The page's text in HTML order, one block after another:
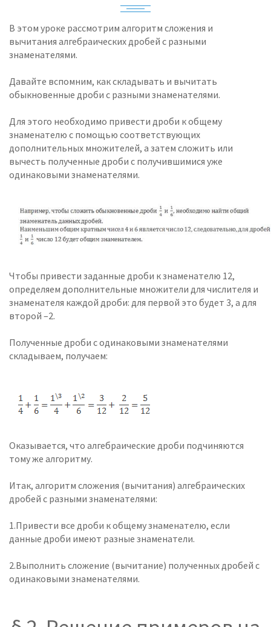
В этом уроке рассмотрим алгоритм сложения и
вычитания алгебраических дробей с разными
знаменателями.
Давайте вспомним, как складывать и вычитать
обыкновенные дроби с разными знаменателями.
Для этого необходимо привести дроби к общему
знаменателю с помощью соответствующих
дополнительных множителей, а затем сложить или
вычесть полученные дроби с получившимися уже
одинаковыми знаменателями.
Чтобы привести заданные дроби к знаменателю 12,
определяем дополнительные множители для числителя и
знаменателя каждой дроби: для первой это будет 3, а для
второй –2.
Полученные дроби с одинаковыми знаменателями
складываем, получаем:
Оказывается, что алгебраические дроби подчиняются
тому же алгоритму.
Итак, алгоритм сложения (вычитания) алгебраических
дробей с разными знаменателями:
1.Привести все дроби к общему знаменателю, если
данные дроби имеют разные знаменатели.
2.Выполнить сложение (вычитание) полученных дробей с
одинаковыми знаменателями.